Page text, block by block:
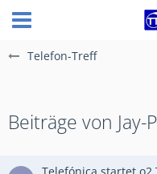
Telefon-Treff
Beiträge von Jay-